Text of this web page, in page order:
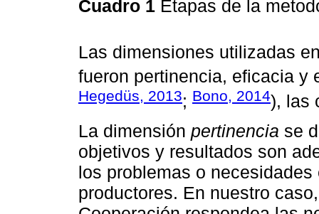
Cuadro 1 Etapas de la
Las dimensiones utilizadas
fueron pertinencia, eficacia y
Hegedüs, 2013; Bono, 2014), las
La dimensión pertinencia se
objetivos y resultados son
los problemas o
productores. En nuestro